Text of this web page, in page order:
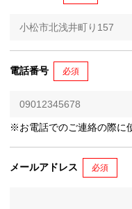
電話番号 必須
※お電話でのご連絡の際に
メールアドレス 必須